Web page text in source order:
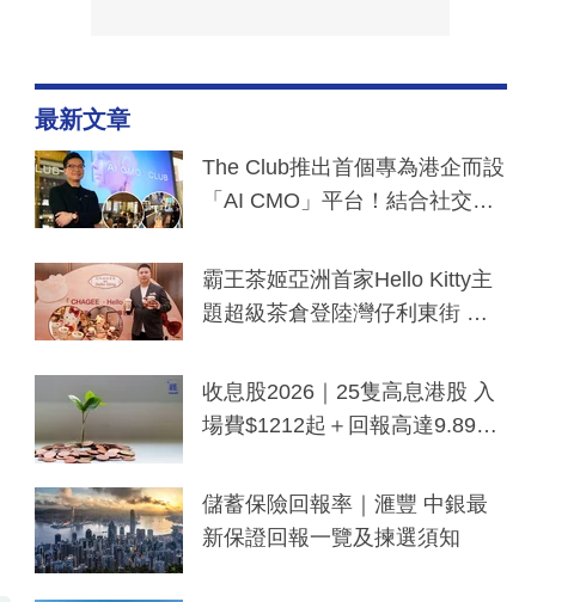
最新文章
The Club推出首個專為港企而設
「AI CMO」平台！結合社交聆
分鐘生成「貼地」宣傳短片
霸王茶姬亞洲首家Hello Kitty主
題超級茶倉登陸灣仔利東街 推
y及香港限定特調系列
收息股2026｜25隻高息港股 入
場費$1212起＋回報高達9.89
儲蓄保險回報率｜滙豐 中銀最
新保證回報一覽及揀選須知